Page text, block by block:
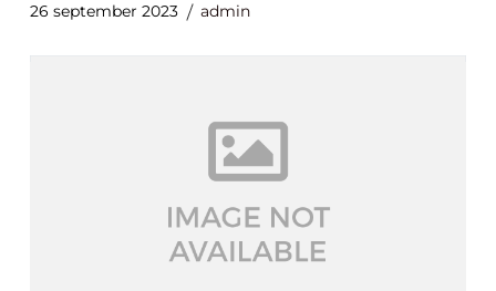
26 september 2023 admin